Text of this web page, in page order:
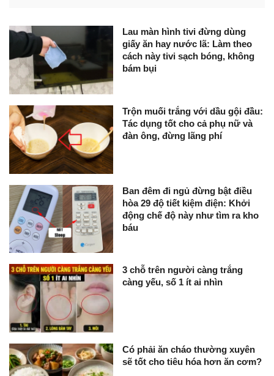
Lau màn hình tivi đừng dùng
giấy ăn hay nước lã: Làm theo
cách này tivi sạch bóng, không
bám bụi
Trộn muối trắng với dầu gội đầu:
Tác dụng tốt cho cả phụ nữ và
đàn ông, đừng lãng phí
Ban đêm đi ngủ đừng bật điều
hòa 29 độ tiết kiệm điện: Khởi
động chế độ này như tìm ra kho
báu
3 chỗ trên người càng trắng
càng yếu, số 1 ít ai nhìn
Có phải ăn cháo thường xuyên
sẽ tốt cho tiêu hóa hơn ăn cơm?